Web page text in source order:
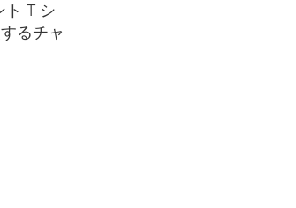
ト T シ
るチャ